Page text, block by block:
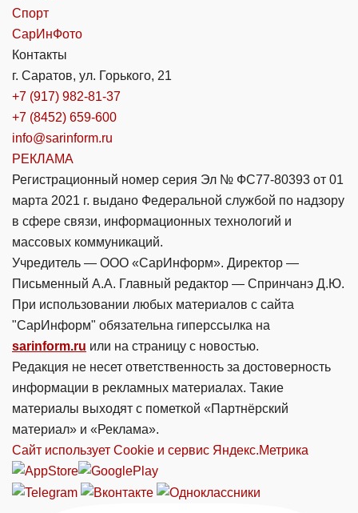
Спорт
СарИнФото
Контакты
г. Саратов, ул. Горького, 21
+7 (917) 982-81-37
+7 (8452) 659-600
info@sarinform.ru
РЕКЛАМА
Регистрационный номер серия Эл № ФС77-80393 от 01
марта 2021 г. выдано Федеральной службой по надзору
в сфере связи, информационных технологий и
массовых коммуникаций.
Учредитель — ООО «СарИнформ». Директор —
Письменный А.А. Главный редактор — Спринчанэ Д.Ю.
При использовании любых материалов с сайта
"СарИнформ" обязательна гиперссылка на
sarinform.ru или на страницу с новостью.
Редакция не несет ответственность за достоверность
информации в рекламных материалах. Такие
материалы выходят с пометкой «Партнёрский
материал» и «Реклама».
Сайт использует Cookie и сервиc Яндекс.Метрика